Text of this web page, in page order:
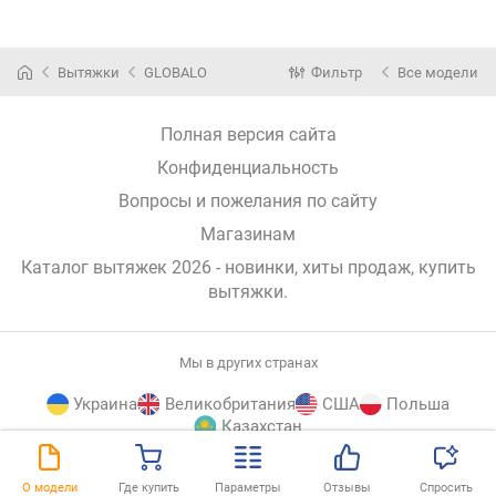
О модели Где купить Параметры Отзывы Спросить
Вытяжки GLOBALO Фильтр Все модели
Полная версия сайта
Конфиденциальность
Вопросы и пожелания по сайту
Магазинам
Каталог вытяжек 2026 - новинки, хиты продаж, купить
вытяжки.
Мы в других странах
Украина Великобритания США
Польша
Казахстан
© E-Katalog, 2026 НАВЕРХ